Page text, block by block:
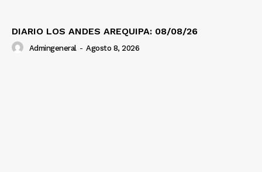
DIARIO LOS ANDES AREQUIPA: 08/08/26
Admingeneral - Agosto 8, 2026